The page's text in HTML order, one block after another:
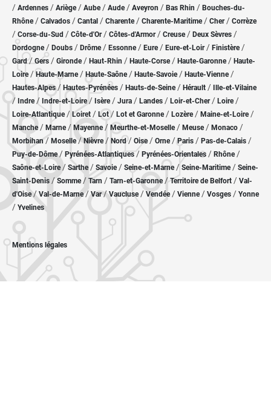
/ Ardennes / Ariège/ Aube/ Aude / Aveyron / Bas Rhin / Bouches-du-
Rhône/ Calvados / Cantal / Charente / Charente-Maritime/ Cher / Corrèze
/ Corse-du-Sud / Côte-d'Or / Côtes-d'Armor/ Creuse/ Deux Sèvres /
Dordogne/ Doubs / Drôme/ Essonne / Eure/ Eure-et-Loir / Finistère/
Gard/Gers / Gironde/ Haut-Rhin / Haute-Corse/ Haute-Garonne/ Haute-
Loire/Haute-Marne/ Haute-Saône/ Haute-Savoie/ Haute-Vienne/
Hautes-Alpes/ Hautes-Pyrénées / Hauts-de-Seine/ Hérault / Ille-et-Vilaine
/ Indre/ Indre-et-Loire/ Isère/ Jura / Landes / Loir-et-Cher/ Loire/
Loire-Atlantique/ Loiret / Lot/ Lot et Garonne/ Lozère / Maine-et-Loire/
Manche/ Marne/ Mayenne/ Meurthe-et-Moselle/ Meuse/ Monaco /
Morbihan/ Moselle/ Nièvre / Nord/ Oise / Orne/Paris / Pas-de-Calais /
Puy-de-Dôme/ Pyrénées-Atlantiques / Pyrénées-Orientales / Rhône/
Saône-et-Loire/ Sarthe/ Savoie/ Seine-et-Marne/ Seine-Maritime/ Seine-
Saint-Denis /Somme/ Tarn / Tarn-et-Garonne/Territoire de Belfort / Val-
d'Oise/ Val-de-Marne/Var/Vaucluse/ Vendée/ Vienne/ Vosges / Yonne
/ Yvelines
Mentions légales